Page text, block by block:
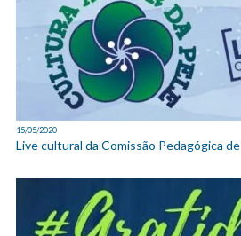
15/05/2020
Live cultural da Comissão Pedagógica